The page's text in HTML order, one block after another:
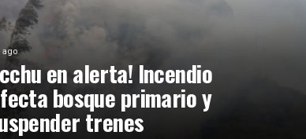
ago
en alerta! Incendio
bosque primario y
trenes